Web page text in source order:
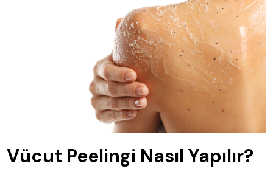
Vücut Peelingi Nasıl Yapılır?